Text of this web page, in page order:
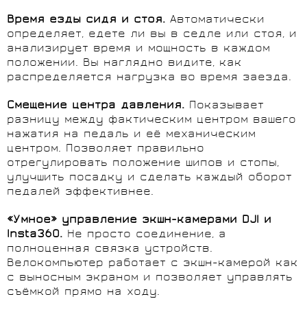
Время езды сидя и стоя. Автоматически
определяет, едете ли вы в седле или стоя, и
анализирует время и мощность в каждом
положении. Вы наглядно видите, как
распределяется нагрузка во время заезда.
Смещение центра давления. Показывает
разницу между фактическим центром вашего
нажатия на педаль и её механическим
центром. Позволяет правильно
отрегулировать положение шипов и стопы,
улучшить посадку и сделать каждый оборот
педалей эффективнее.
«Умное» управление экшн-камерами DJI и
Insta360. Не просто соединение, а
полноценная связка устройств.
Велокомпьютер работает с экшн-камерой как
с выносным экраном и позволяет управлять
съёмкой прямо на ходу.